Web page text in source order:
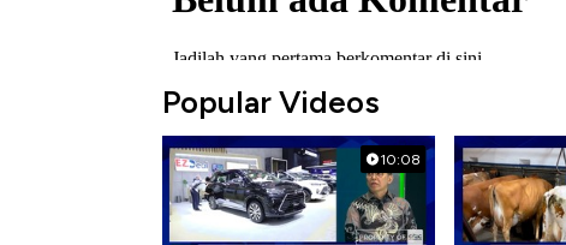
Popular Videos
10:08